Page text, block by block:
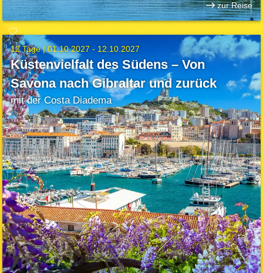
zur Reise
12 Tage |01.10.2027 - 12.10.2027
Küstenvielfalt des Südens – Von
Savona nach Gibraltar und zurück
mit der Costa Diadema